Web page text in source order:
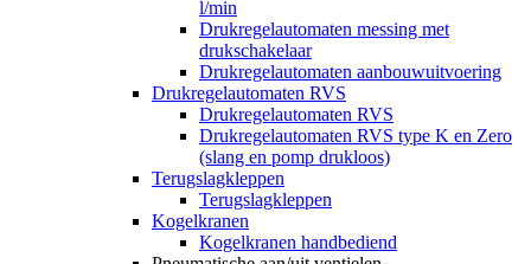
l/min
Drukregelautomaten messing met
drukschakelaar
Drukregelautomaten aanbouwuitvoering
Drukregelautomaten RVS
Drukregelautomaten RVS
Drukregelautomaten RVS type K en Zero
(slang en pomp drukloos)
Terugslagkleppen
Terugslagkleppen
Kogelkranen
Kogelkranen handbediend